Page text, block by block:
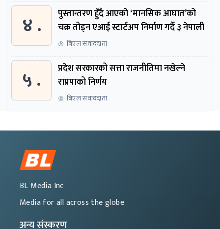
४ .
पुस्तान्तरण हुँदै आएको ‘मानसिक आघात’को
चक्र तोड्न एआई स्टार्टअप निर्माण गर्दै ३ नेपाली
बिएल संवाददाता
५ .
प्रदेश सरकारको सत्ता राजनीतिमा नखेल्ने
राप्रपाको निर्णय
बिएल संवाददाता
BL Media Inc
Media for all across the globe
अन्य संस्करण